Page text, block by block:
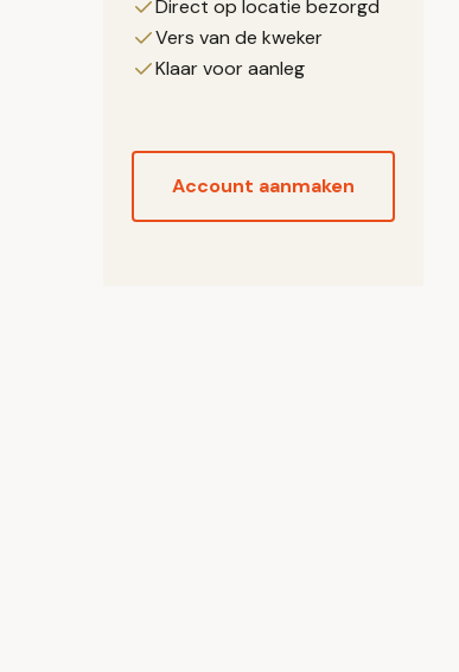
Direct op locatie bezorgd
Vers van de kweker
Klaar voor aanleg
Account aanmaken